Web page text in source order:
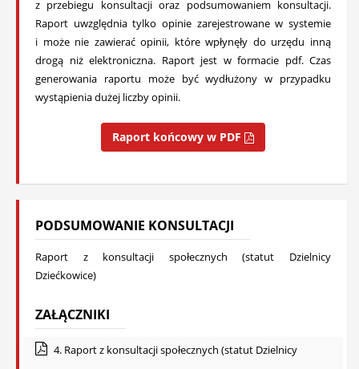
z przebiegu konsultacji oraz podsumowaniem konsultacji.
Raport uwzględnia tylko opinie zarejestrowane w systemie
i może nie zawierać opinii, które wpłynęły do urzędu inną
drogą niż elektroniczna. Raport jest w formacie pdf. Czas
generowania raportu może być wydłużony w przypadku
wystąpienia dużej liczby opinii.
Raport końcowy w PDF
PODSUMOWANIE KONSULTACJI
Raport z konsultacji społecznych (statut Dzielnicy
Dziećkowice)
ZAŁĄCZNIKI
4. Raport z konsultacji społecznych (statut Dzielnicy